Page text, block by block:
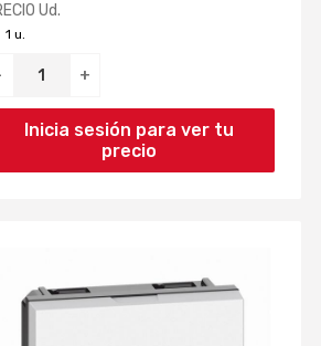
Ud.
+
1 u.
Inicia sesión para ver tu
precio